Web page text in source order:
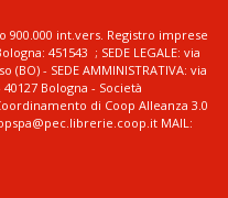
900.000 int.vers. Registro imprese
451543 ; SEDE LEGALE: via
- SEDE AMMINISTRATIVA: via
Bologna - Società
di Coop Alleanza 3.0
MAIL: